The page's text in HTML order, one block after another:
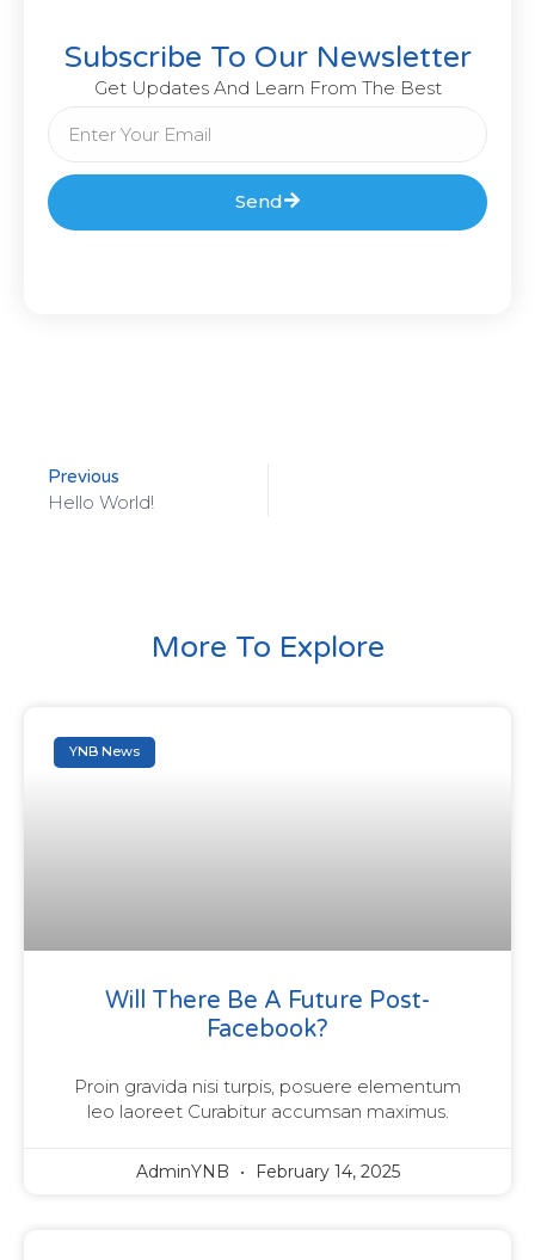
Subscribe To Our Newsletter
Get Updates And Learn From The Best
Send
Previous
Hello World!
More To Explore
YNB News
Will There Be A Future Post-
Facebook?
Proin gravida nisi turpis, posuere elementum
leo laoreet Curabitur accumsan maximus.
AdminYNB February 14, 2025